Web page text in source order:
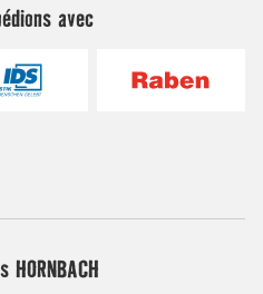
avec
HORNBACH